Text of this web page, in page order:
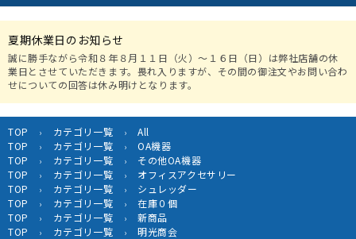
夏期休業日のお知らせ
誠に勝手ながら令和８年８月１１日（火）〜１６日（日）は弊社店舗の休
業日とさせていただきます。畏れ入りますが、その間の御注文やお問い合わ
せについての回答は休み明けとなります。
TOP › カテゴリ一覧 ›
All
TOP
› カテゴリ一覧 ›
OA機器
TOP
› カテゴリ一覧 ›
その他OA機器
TOP
› カテゴリ一覧 ›
オフィスアクセサリー
TOP
› カテゴリ一覧 ›
シュレッダー
TOP
› カテゴリ一覧 ›
在庫０個
TOP
› カテゴリ一覧 ›
新商品
TOP
› カテゴリ一覧 › 明光商会